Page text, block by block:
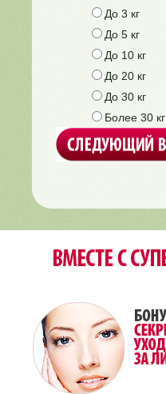
До 3 кг
До 5 кг
До 10 кг
До 20 кг
До 30 кг
Более 30 кг